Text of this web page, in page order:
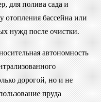
для полива сада и
отопления бассейна или
нужд после очистки.
автономность
дорогой, но и не
пруда